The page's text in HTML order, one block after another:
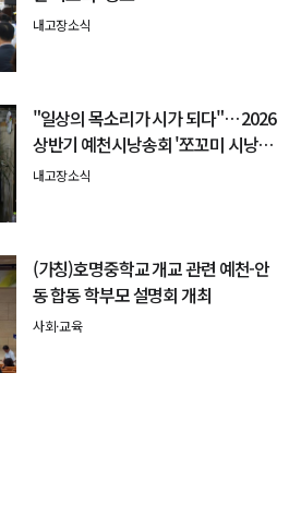
내고장소식
"일상의 목소리가 시가 되다"… 2026
상반기 예천시낭송회 '쪼꼬미 시낭송
회' 성료
내고장소식
(가칭)호명중학교 개교 관련 예천-안
동 합동 학부모 설명회 개최
사회·교육